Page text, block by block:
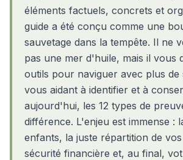
éléments factuels, concrets et
guide a été conçu comme une
sauvetage dans la tempête. Il ne
pas une mer d'huile, mais il vous
outils pour naviguer avec plus de
vous aidant à identifier et à
aujourd'hui, les 12 types de
différence. L'enjeu est immense :
enfants, la juste répartition de
sécurité financière et, au final,